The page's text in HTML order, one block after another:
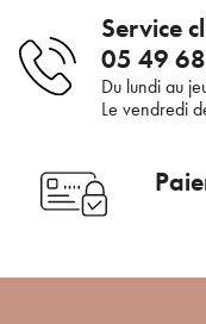
Supprimer le
Voulez-vous
Service
05 49
Du lundi au
Le vendredi
Pour être
bénéficier de
vous